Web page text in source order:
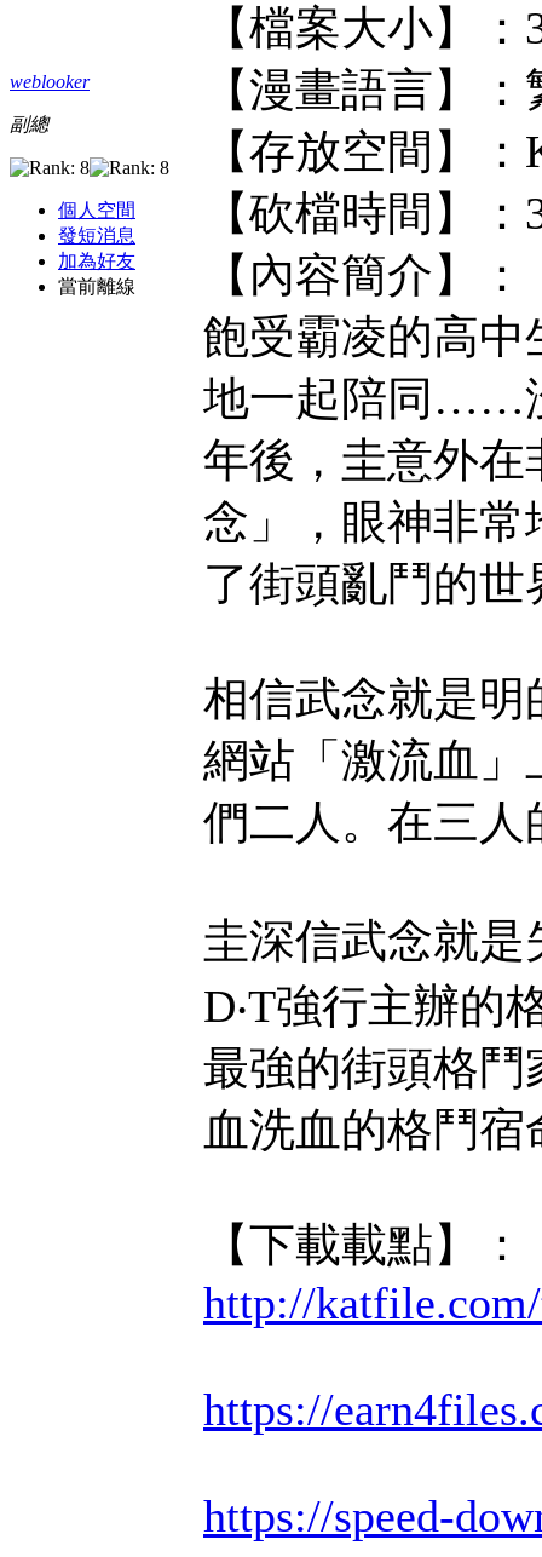
weblooker
副總
個人空間
發短消息
加為好友
當前離線
【檔案大小】：
【漫畫語言】
【存放空間】
【砍檔時間】
【內容簡介】：
飽受霸凌的高
地一起陪同……
年後，圭意外
念」，眼神非
了街頭亂鬥的
相信武念就是
網站「激流血
們二人。在三
圭深信武念就是
D‧T強行主辦的
最強的街頭格
血洗血的格鬥
【下載載點】：
http://
https://
https://speed-